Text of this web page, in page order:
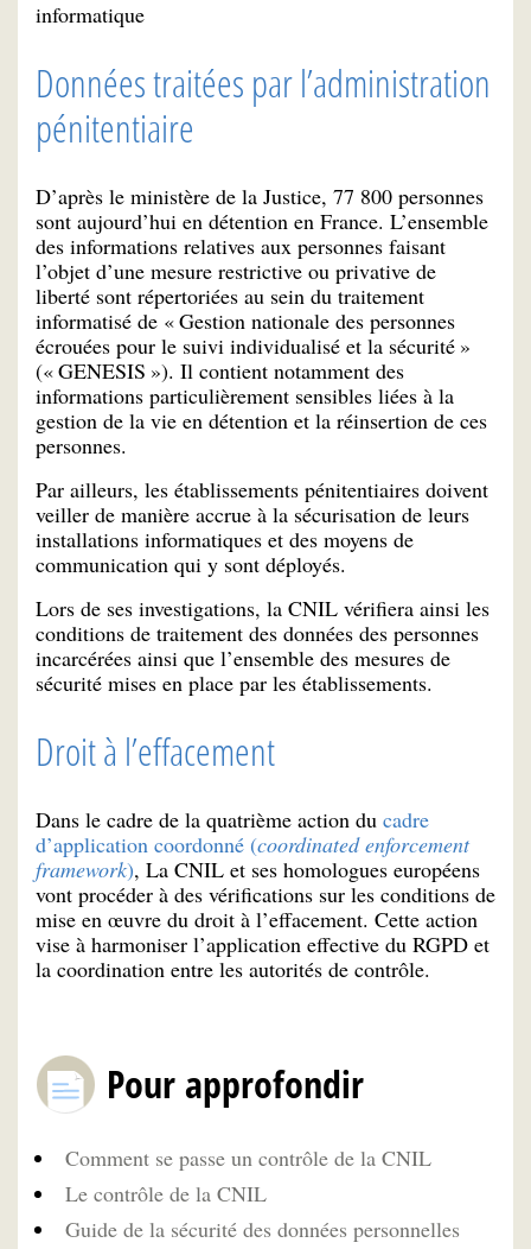
informatique
Données traitées par l’administration
pénitentiaire
D’après le ministère de la Justice, 77 800 personnes
sont aujourd’hui en détention en France. L’ensemble
des informations relatives aux personnes faisant
l’objet d’une mesure restrictive ou privative de
liberté sont répertoriées au sein du traitement
informatisé de « Gestion nationale des personnes
écrouées pour le suivi individualisé et la sécurité »
(« GENESIS »). Il contient notamment des
informations particulièrement sensibles liées à la
gestion de la vie en détention et la réinsertion de ces
personnes.
Par ailleurs, les établissements pénitentiaires doivent
veiller de manière accrue à la sécurisation de leurs
installations informatiques et des moyens de
communication qui y sont déployés.
Lors de ses investigations, la CNIL vérifiera ainsi les
conditions de traitement des données des personnes
incarcérées ainsi que l’ensemble des mesures de
sécurité mises en place par les établissements.
Droit à l’effacement
Dans le cadre de la quatrième action du cadre
d’application coordonné (coordinated enforcement
framework), La CNIL et ses homologues européens
vont procéder à des vérifications sur les conditions de
mise en œuvre du droit à l’effacement. Cette action
vise à harmoniser l’application effective du RGPD et
la coordination entre les autorités de contrôle.
Pour approfondir
Comment se passe un contrôle de la CNIL
Le contrôle de la CNIL
Guide de la sécurité des données personnelles